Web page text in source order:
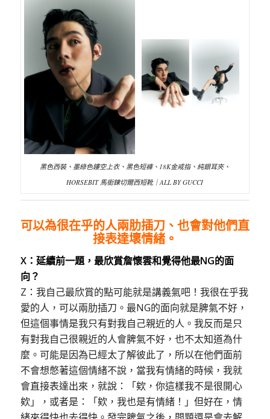
黑色西裝、墨綠色鏤空上衣、黑色短褲、18K金戒指、純銀耳夾、
HORSEBIT 馬銜鍊切爾西短靴｜ALL BY GUCCI
可以為很在乎的人兩肋插刀、也會對他們直
接表達壞情緒。
X：延續前一題，最欣賞詹懷雲和覺得他最NG的面
向？
Z：我自己最欣賞的點可能就是講義氣吧！我很在乎我
愛的人，可以兩肋插刀。最NG的面向就是脾氣不好，
但這個事情是我只有對我自己親近的人。我反而是只
有對我自己很親近的人會脾氣不好，也不太知道為什
麼。可能是因為已經太了解彼此了，所以在他們面前
不會想憋著這個情緒不說，當我有情緒的時候，我就
會直接表達出來，就說：「欸，你這樣我不是很開心
欸」，或者是：「欸，我也是有情緒！」但好在，情